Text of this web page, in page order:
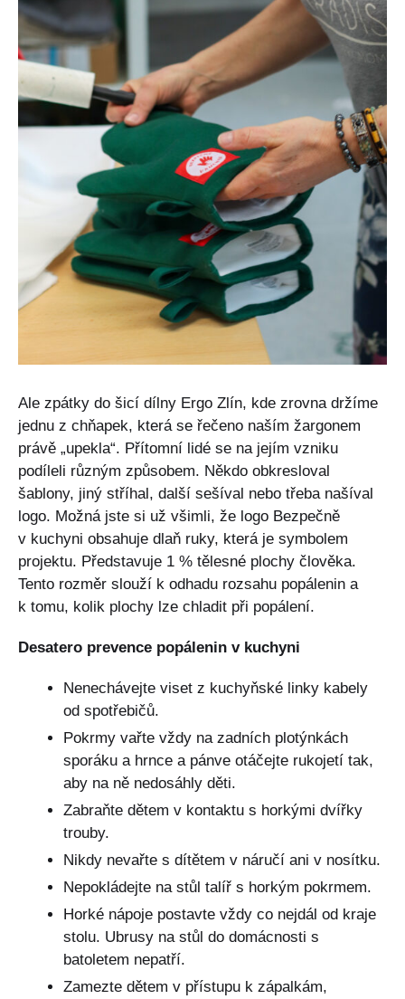
Ale zpátky do šicí dílny Ergo Zlín, kde zrovna držíme
jednu z chňapek, která se řečeno naším žargonem
právě „upekla“. Přítomní lidé se na jejím vzniku
podíleli různým způsobem. Někdo obkresloval
šablony, jiný stříhal, další sešíval nebo třeba našíval
logo. Možná jste si už všimli, že logo Bezpečně
v kuchyni obsahuje dlaň ruky, která je symbolem
projektu. Představuje 1 % tělesné plochy člověka.
Tento rozměr slouží k odhadu rozsahu popálenin a
k tomu, kolik plochy lze chladit při popálení.
Desatero prevence popálenin v kuchyni
Nenechávejte viset z kuchyňské linky kabely
od spotřebičů.
Pokrmy vařte vždy na zadních plotýnkách
sporáku a hrnce a pánve otáčejte rukojetí tak,
aby na ně nedosáhly děti.
Zabraňte dětem v kontaktu s horkými dvířky
trouby.
Nikdy nevařte s dítětem v náručí ani v nosítku.
Nepokládejte na stůl talíř s horkým pokrmem.
Horké nápoje postavte vždy co nejdál od kraje
stolu. Ubrusy na stůl do domácnosti s
batoletem nepatří.
Zamezte dětem v přístupu k zápalkám,